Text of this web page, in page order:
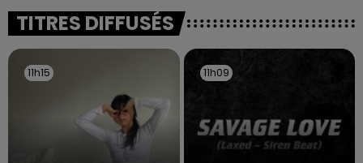
excuses.
TITRES DIFFUSÉS
11h15
11h15 11h09
11h09